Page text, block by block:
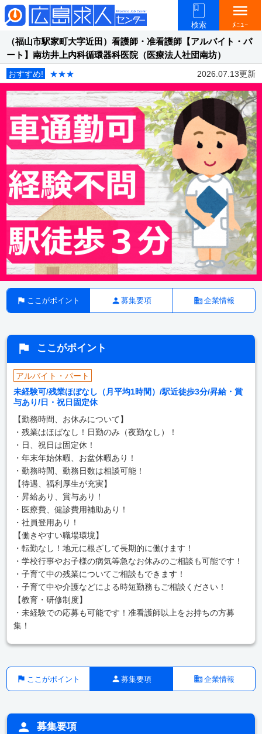
検索
menu
ﾒﾆｭｰ
（福山市駅家町大字近田）看護師・准看護師【アルバイト・パ
ート】南坊井上内科循環器科医院（医療法人社団南坊）
おすすめ! ★★★ 2026.07.13更新
ここがポイント 募集要項 企業情報
ここがポイント
アルバイト・パート
未経験可/残業ほぼなし（月平均1時間）/駅近徒歩3分/昇給・賞
与あり/日・祝日固定休
【勤務時間、お休みについて】
・残業はほばなし！日勤のみ（夜勤なし）！
・日、祝日は固定休！
・年末年始休暇、お盆休暇あり！
・勤務時間、勤務日数は相談可能！
【待遇、福利厚生が充実】
・昇給あり、賞与あり！
・医療費、健診費用補助あり！
・社員登用あり！
【働きやすい職場環境】
・転勤なし！地元に根ざして長期的に働けます！
・学校行事やお子様の病気等急なお休みのご相談も可能です！
・子育て中の残業についてご相談もできます！
・子育て中や介護などによる時短勤務もご相談ください！
【教育・研修制度】
・未経験での応募も可能です！准看護師以上をお持ちの方募
集！
ここがポイント 募集要項 企業情報
募集要項